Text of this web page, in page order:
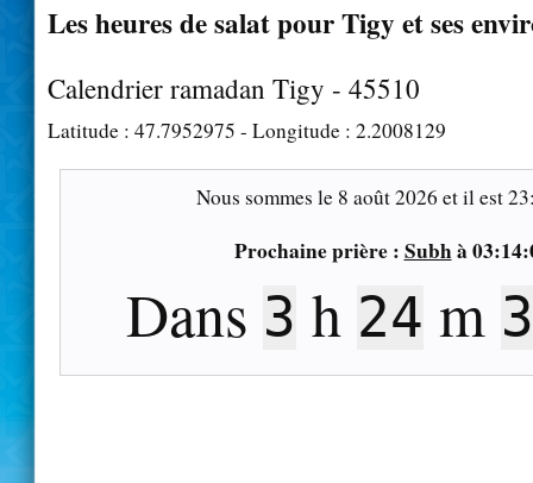
Les heures de salat pour Tigy et ses
Calendrier ramadan Tigy - 45510
Latitude : 47.7952975 - Longitude : 2.2008129
Nous sommes le 8 août 2026 et il est
Prochaine prière : Subhà
Dans 3 h 24 m